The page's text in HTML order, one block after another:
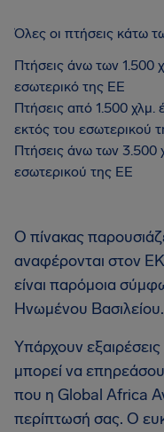
Όλες οι πτήσεις κάτω
Πτήσεις άνω των 1.500
εσωτερικό της ΕΕ
Πτήσεις από 1.500 χλμ.
εκτός του εσωτερικού
Πτήσεις άνω των 3.500
εσωτερικού της ΕΕ
Ο πίνακας
αναφέρονται στον
είναι παρόμοια
Ηνωμένου Βασιλείου.
Υπάρχουν εξαιρέσεις
μπορεί να
που η Global Africa
περίπτωσή σας. Ο